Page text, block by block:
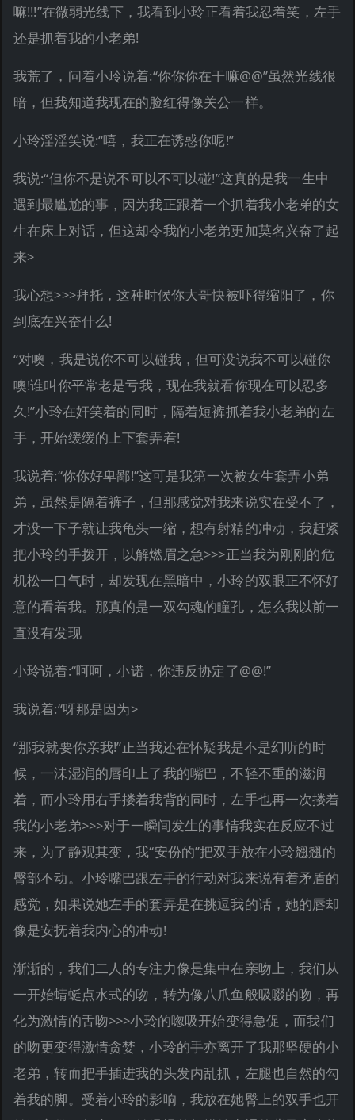
嘛!!!”在微弱光线下，我看到小玲正看着我忍着笑，左手
还是抓着我的小老弟!
我荒了，问着小玲说着:“你你你在干嘛@@”虽然光线很
暗，但我知道我现在的脸红得像关公一样。
小玲淫淫笑说:“嘻，我正在诱惑你呢!”
我说:“但你不是说不可以不可以碰!”这真的是我一生中
遇到最尴尬的事，因为我正跟着一个抓着我小老弟的女
生在床上对话，但这却令我的小老弟更加莫名兴奋了起
来>
我心想>>>拜托，这种时候你大哥快被吓得缩阳了，你
到底在兴奋什么!
“对噢，我是说你不可以碰我，但可没说我不可以碰你
噢!谁叫你平常老是亏我，现在我就看你现在可以忍多
久!”小玲在奸笑着的同时，隔着短裤抓着我小老弟的左
手，开始缓缓的上下套弄着!
我说着:“你你好卑鄙!”这可是我第一次被女生套弄小弟
弟，虽然是隔着裤子，但那感觉对我来说实在受不了，
才没一下子就让我龟头一缩，想有射精的冲动，我赶紧
把小玲的手拨开，以解燃眉之急>>>正当我为刚刚的危
机松一口气时，却发现在黑暗中，小玲的双眼正不怀好
意的看着我。那真的是一双勾魂的瞳孔，怎么我以前一
直没有发现
小玲说着:“呵呵，小诺，你违反协定了@@!”
我说着:“呀那是因为>
“那我就要你亲我!”正当我还在怀疑我是不是幻听的时
候，一沬湿润的唇印上了我的嘴巴，不轻不重的滋润
着，而小玲用右手搂着我背的同时，左手也再一次搂着
我的小老弟>>>对于一瞬间发生的事情我实在反应不过
来，为了静观其变，我“安份的”把双手放在小玲翘翘的
臀部不动。小玲嘴巴跟左手的行动对我来说有着矛盾的
感觉，如果说她左手的套弄是在挑逗我的话，她的唇却
像是安抚着我内心的冲动!
渐渐的，我们二人的专注力像是集中在亲吻上，我们从
一开始蜻蜓点水式的吻，转为像八爪鱼般吸啜的吻，再
化为激情的舌吻>>>小玲的唿吸开始变得急促，而我们
的吻更变得激情贪婪，小玲的手亦离开了我那坚硬的小
老弟，转而把手插进我的头发内乱抓，左腿也自然的勾
着我的脚。受着小玲的影响，我放在她臀上的双手也开